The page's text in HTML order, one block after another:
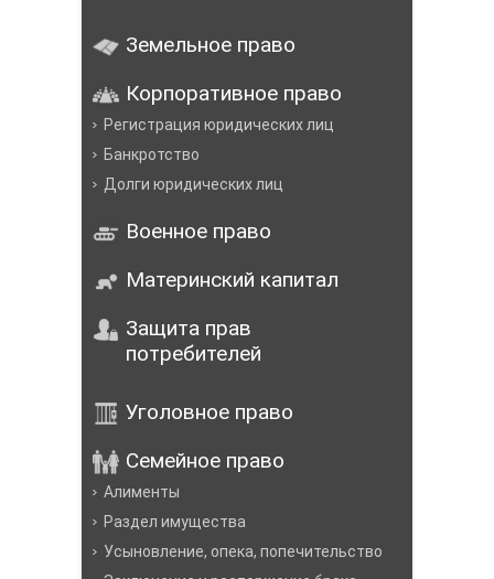
Земельное право
Корпоративное право
Регистрация юридических лиц
Банкротство
Долги юридических лиц
Военное право
Материнский капитал
Защита прав
потребителей
Уголовное право
Семейное право
Алименты
Раздел имущества
Усыновление, опека, попечительство